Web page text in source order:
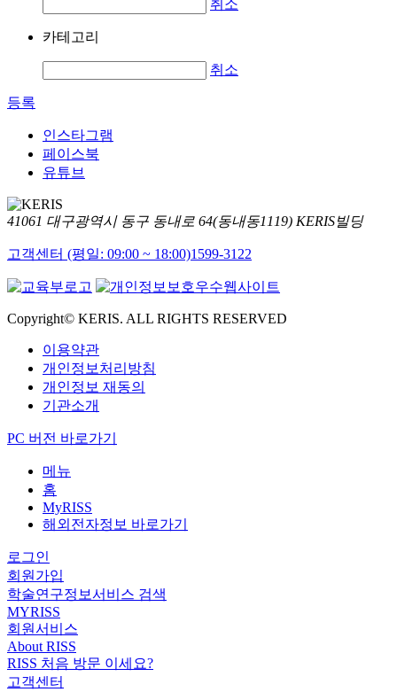
취소
카테고리
취소
등록
인스타그램
페이스북
유튜브
41061 대구광역시 동구 동내로 64(동내동1119) KERIS빌딩
고객센터 (평일: 09:00 ~ 18:00)1599-3122
Copyright© KERIS. ALL RIGHTS RESERVED
이용약관
개인정보처리방침
개인정보 재동의
기관소개
PC 버전 바로가기
메뉴
홈
MyRISS
해외전자정보 바로가기
로그인
회원가입
학술연구정보서비스 검색
MYRISS
회원서비스
About RISS
RISS 처음 방문 이세요?
고객센터